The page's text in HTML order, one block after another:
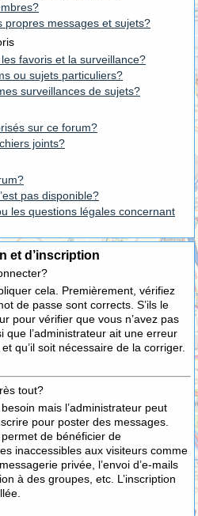
propres messages et sujets?
favoris et la surveillance?
ou sujets particuliers?
surveillances de sujets?
sur ce forum?
joints?
pas disponible?
les questions légales concernant
et d’inscription
cela. Premièrement, vérifiez
de passe sont corrects. S’ils le
pour vérifier que vous n’avez pas
que l’administrateur ait une erreur
qu’il soit nécessaire de la corriger.
tout?
mais l’administrateur peut
pour poster des messages.
de bénéficier de
inaccessibles aux visiteurs comme
privée, l’envoi d’e-mails
à des groupes, etc. L’inscription